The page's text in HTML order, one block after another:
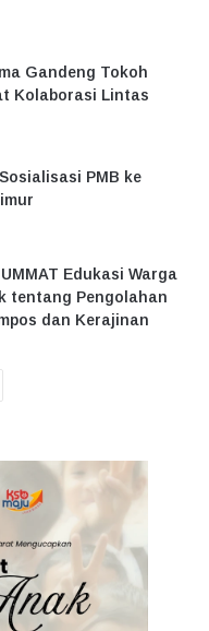
Gandeng Tokoh
Kolaborasi Lintas
PMB ke
Edukasi Warga
tentang Pengolahan
dan Kerajinan